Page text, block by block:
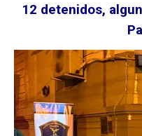
12 detenidos,